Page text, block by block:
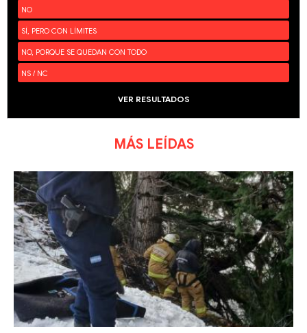
NO
SÍ, PERO CON LÍMITES
NO, PORQUE SE QUEDAN CON TODO
NS / NC
VER RESULTADOS
MÁS LEÍDAS